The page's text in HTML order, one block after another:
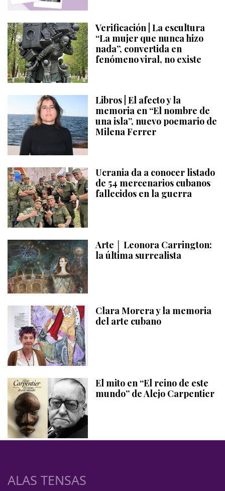
Verificación | La escultura
“La mujer que nunca hizo
nada”, convertida en
fenómeno viral, no existe
Libros | El afecto y la
memoria en “El nombre de
una isla”, nuevo poemario de
Milena Ferrer
Ucrania da a conocer listado
de 54 mercenarios cubanos
fallecidos en la guerra
Arte │ Leonora Carrington:
la última surrealista
Clara Morera y la memoria
del arte cubano
El mito en “El reino de este
mundo” de Alejo Carpentier
ALAS TENSAS